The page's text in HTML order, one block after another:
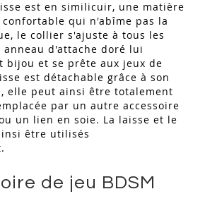
est en similicuir, une matière
qui n'abîme pas la
le collier s'ajuste à tous les
anneau d'attache doré lui
bijou et se prête aux jeux de
est détachable grâce à son
elle peut ainsi être totalement
par un autre accessoire
un lien en soie. La laisse et le
être utilisés
de jeu BDSM